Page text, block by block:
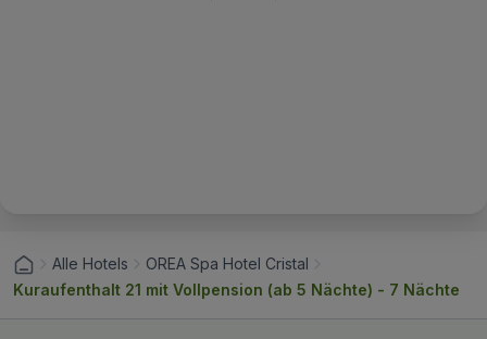
Alle Hotels
OREA Spa Hotel Cristal
Kuraufenthalt 21 mit Vollpension (ab 5 Nächte) - 7 Nächte